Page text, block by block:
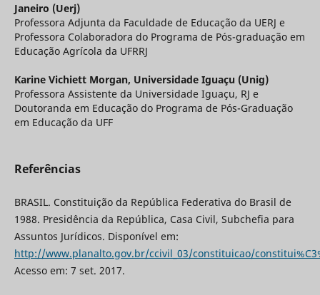
Janeiro (Uerj)
Professora Adjunta da Faculdade de Educação da UERJ e
Professora Colaboradora do Programa de Pós-graduação em
Educação Agrícola da UFRRJ
Karine Vichiett Morgan, Universidade Iguaçu (Unig)
Professora Assistente da Universidade Iguaçu, RJ e
Doutoranda em Educação do Programa de Pós-Graduação
em Educação da UFF
Referências
BRASIL. Constituição da República Federativa do Brasil de
1988. Presidência da República, Casa Civil, Subchefia para
Assuntos Jurídicos. Disponível em:
http://www.planalto.gov.br/ccivil_03/constituicao/
Acesso em: 7 set. 2017.